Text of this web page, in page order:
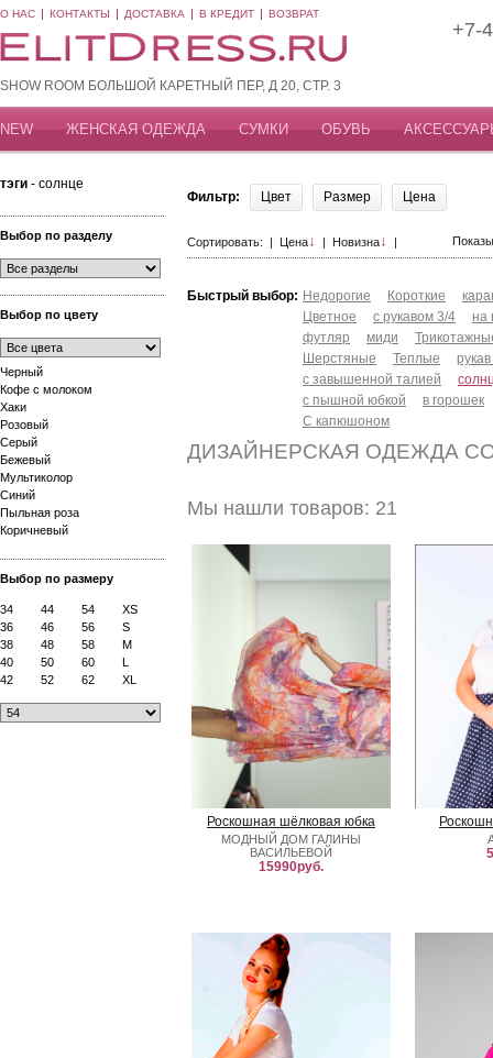
О НАС КОНТАКТЫ ДОСТАВКА В КРЕДИТ ВОЗВРАТ
SHOW ROOM БОЛЬШОЙ КАРЕТНЫЙ ПЕР, Д 20, СТР. 3
+7-
NEW ЖЕНСКАЯ ОДЕЖДА СУМКИ ОБУВЬ
тэги - солнце
Выбор по разделу
Выбор по цвету
Черный
Кофе с молоком
Хаки
Розовый
Серый
Бежевый
Мультиколор
Синий
Пыльная роза
Коричневый
Выбор по размеру
34 44 54
XS
36
46 56
S
38
48 58
M
40
50 60
L
42
52 62 XL
Фильтр: Цвет Размер Цена
Сортировать: | Цена↓ | Новизна↓ |
Быстрый выбор: Недорогие Короткие
Цветное
с рукавом 3/4
на
футляр
миди
Шерстяные
Теплые
с завышенной талией
с пышной юбкой
в горошек
С капюшоном
ДИЗАЙНЕРСКАЯ ОДЕЖДА
Мы нашли товаров: 21
Роскошная шёлковая юбка
МОДНЫЙ ДОМ ГАЛИНЫ
ВАСИЛЬЕВОЙ
15990руб.